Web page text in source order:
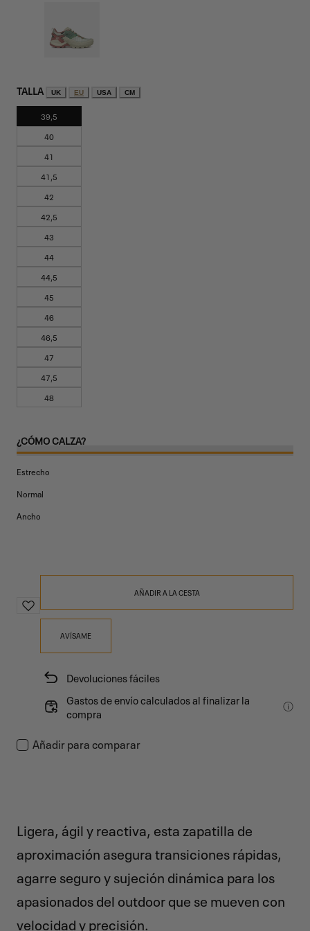
TALLA UK EU USA CM
39,5
40
41
41,5
42
42,5
43
44
44,5
45
46
46,5
47
47,5
48
¿CÓMO CALZA?
Estrecho
Normal
Ancho
AÑADIR A LA CESTA
AVÍSAME
Devoluciones fáciles
Gastos de envío calculados al finalizar la
compra
Añadir para comparar
Ligera, ágil y reactiva, esta zapatilla de
aproximación asegura transiciones rápidas,
agarre seguro y sujeción dinámica para los
apasionados del outdoor que se mueven con
velocidad y precisión.